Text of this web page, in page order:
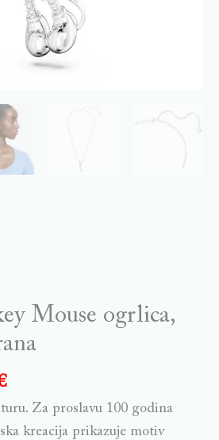
Mouse ogrlica,
Za proslavu 100 godina
kreacija prikazuje motiv